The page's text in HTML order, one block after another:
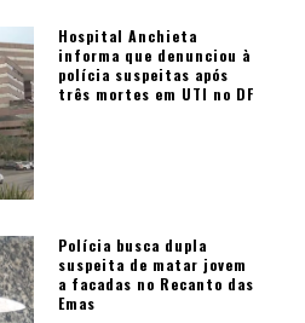
Hospital Anchieta
informa que denunciou à
polícia suspeitas após
três mortes em UTI no DF
Polícia busca dupla
suspeita de matar jovem
a facadas no Recanto das
Emas